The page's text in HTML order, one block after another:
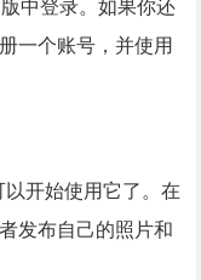
中登录。如果你还
一个账号，并使用
开始使用它了。在
发布自己的照片和